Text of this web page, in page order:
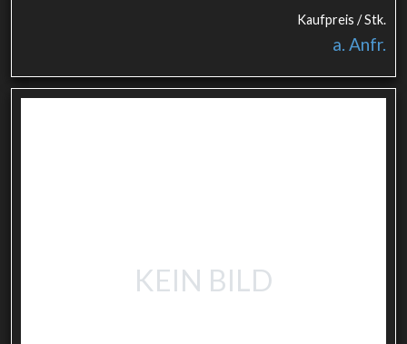
Kaufpreis / Stk.
a. Anfr.
KEIN BILD